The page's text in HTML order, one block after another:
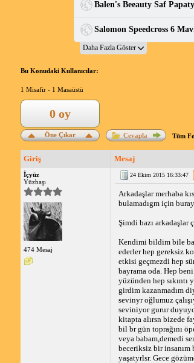
Bu Konudaki Kullanıcılar:
1 Misafir - 1 Masaüstü
Öne Çıkar
0 oy
Cevapla Tüm
Giriş Mesaj
İçyüz
Yüzbaşı
474 Mesaj
24 Ekim 2015 16:33:47
Arkadaşlar merhaba
bulamadıgm için
Şimdi bazı
Kendimi bildim bile
ederler hep gereksiz
etkisi geçmezdi hep
bayrama oda. Hep
yüzünden hep sıkıntı
girdim kazanmadım
sevinyr oğlumuz
seviniyor gurur
kitapta alırsn bizede
bil br gün toprağını
veya babam,demedi
beceriksiz bir insanım
yaşatyrlsr. Gece